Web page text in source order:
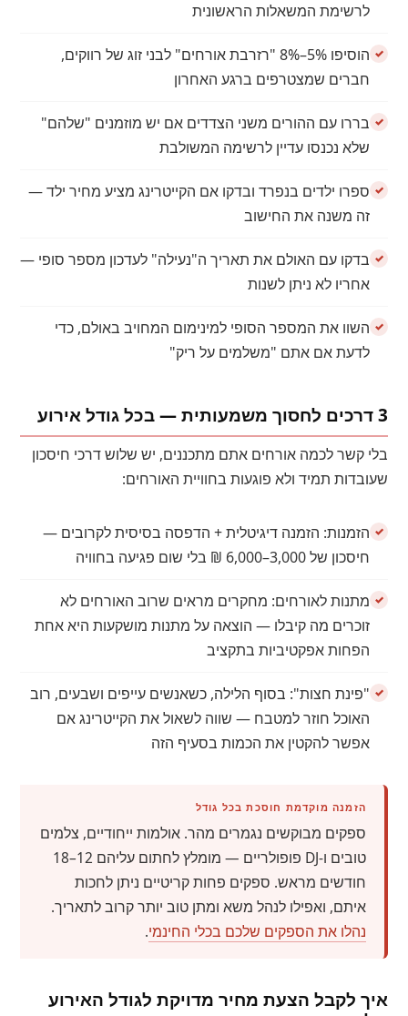
לרשימת המשאלות הראשונית
הוסיפו 5%–8% "רזרבת אורחים" לבני זוג של רווקים,
חברים שמצטרפים ברגע האחרון
בררו עם ההורים משני הצדדים אם יש מוזמנים "שלהם"
שלא נכנסו עדיין לרשימה המשולבת
ספרו ילדים בנפרד ובדקו אם הקייטרינג מציע מחיר ילד —
זה משנה את החישוב
בדקו עם האולם את תאריך ה"נעילה" לעדכון מספר סופי —
אחריו לא ניתן לשנות
השוו את המספר הסופי למינימום המחויב באולם, כדי
לדעת אם אתם "משלמים על ריק"
בלי קשר לכמה אורחים אתם מתכננים, יש שלוש דרכי חיסכון
שעובדות תמיד ולא פוגעות בחוויית האורחים:
הזמנות: הזמנה דיגיטלית + הדפסה בסיסית לקרובים —
חיסכון של 3,000–6,000 ₪ בלי שום פגיעה בחוויה
מתנות לאורחים: מחקרים מראים שרוב האורחים לא
זוכרים מה קיבלו — הוצאה על מתנות מושקעות היא אחת
הפחות אפקטיביות בתקציב
"פינת חצות": בסוף הלילה, כשאנשים עייפים ושבעים, רוב
האוכל חוזר למטבח — שווה לשאול את הקייטרינג אם
אפשר להקטין את הכמות בסעיף הזה
הזמנה מוקדמת חוסכת בכל גודל
ספקים מבוקשים נגמרים מהר. אולמות ייחודיים, צלמים
טובים ו-DJ פופולריים — מומלץ לחתום עליהם 12–18
חודשים מראש. ספקים פחות קריטיים ניתן לחכות
איתם, ואפילו לנהל משא ומתן טוב יותר קרוב לתאריך.
נהלו את הספקים שלכם בכלי החינמי.
איך לקבל הצעת מחיר מדויקת לגודל האירוע